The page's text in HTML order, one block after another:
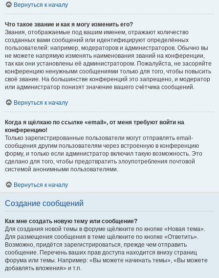
Вернуться к началу
Что такое звание и как я могу изменить его?
Звания, отображаемые под вашим именем, отражают количество
созданных вами сообщений или идентифицируют определённых
пользователей: например, модераторов и администраторов. Обычно вы
не можете напрямую изменять наименования званий на конференции,
так как они установлены её администратором. Пожалуйста, не засоряйте
конференцию ненужными сообщениями только для того, чтобы повысить
своё звание. На большинстве конференций это запрещено, и модератор
или администратор понизят значение вашего счётчика сообщений.
Вернуться к началу
Когда я щёлкаю по ссылке «email», от меня требуют войти на
конференцию!
Только зарегистрированные пользователи могут отправлять email-
сообщения другим пользователям через встроенную в конференцию
форму, и только если администратор включил такую возможность. Это
сделано для того, чтобы предотвратить злоупотребления почтовой
системой анонимными пользователями.
Вернуться к началу
Создание сообщений
Как мне создать новую тему или сообщение?
Для создания новой темы в форуме щёлкните по кнопке «Новая тема».
Для размещения сообщения в теме щёлкните по кнопке «Ответить».
Возможно, придётся зарегистрироваться, прежде чем отправить
сообщение. Перечень ваших прав доступа находится внизу страниц
форума или темы. Например: «Вы можете начинать темы», «Вы можете
добавлять вложения» и т.п.